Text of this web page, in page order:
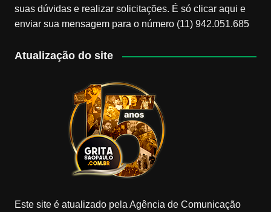
suas dúvidas e realizar solicitações. É só clicar aqui e
enviar sua mensagem para o número (11) 942.051.685
Atualização do site
Este site é atualizado pela Agência de Comunicação